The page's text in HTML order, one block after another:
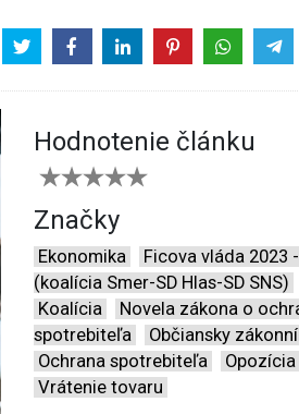
Hodnotenie článku
Značky
Ekonomika
Ficova vláda 2023
(koalícia Smer-SD Hlas-SD SNS)
Koalícia
Novela zákona o
spotrebiteľa
Občiansky
Ochrana spotrebiteľa
Opozícia
Vrátenie tovaru